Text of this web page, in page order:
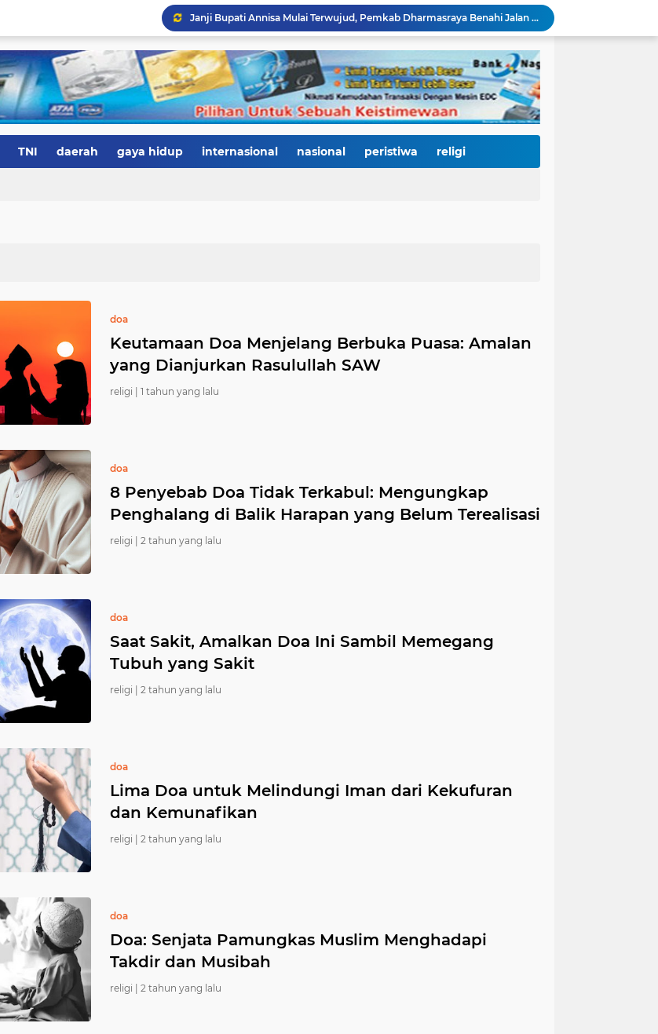
Janji Bupati Annisa Mulai Terwujud, Pemkab Dharmasraya Benahi Jalan Pulau Punjung–Kampung Surau Sepanjang 5,6 Kilometer
Sambut HJK ke-357, Pemko Padang dan Kodaeral II Satukan Kekuatan Bersihkan Batang Arau, Gelar Bakti Sosial hingga Donor Darah untuk Warga
Dirut Perumda AM Kota Padang Gandeng HKI dan BPJN Sumbar Cari Solusi Kekeruhan Air Baku Sungai Paraku
Wakil Wali Kota Padang Dampingi Komisi V DPR RI Tinjau Jembatan Kalawi, Harapan Baru Percepatan Pemulihan Pascabanjir
Dua Atlet Muda SMPN 25 Padang Lolos ke O2SN Nasional, Siap Harumkan Nama Sumatera Barat
3.000 Mahasiswa Baru UNP Ikuti Police Goes To Campus, Ditlantas Polda Sumbar Tanamkan Budaya Tertib Berlalu Lintas Sejak Hari Pertama Kuliah
Depan SMAN 2 Payakumbuh Jadi Lokasi Penangkapan, Satresnarkoba Amankan Terduga Penyalahguna Narkotika dengan Barang Bukti 12,58 Gram Ganja
TNI daerah gaya hidup internasional nasional peristiwa religi
doa
Keutamaan Doa Menjelang Berbuka Puasa: Amalan
yang Dianjurkan Rasulullah SAW
religi | 1 tahun yang lalu
doa
8 Penyebab Doa Tidak Terkabul: Mengungkap
Penghalang di Balik Harapan yang Belum Terealisasi
religi | 2 tahun yang lalu
doa
Saat Sakit, Amalkan Doa Ini Sambil Memegang
Tubuh yang Sakit
religi | 2 tahun yang lalu
doa
Lima Doa untuk Melindungi Iman dari Kekufuran
dan Kemunafikan
religi | 2 tahun yang lalu
doa
Doa: Senjata Pamungkas Muslim Menghadapi
Takdir dan Musibah
religi | 2 tahun yang lalu